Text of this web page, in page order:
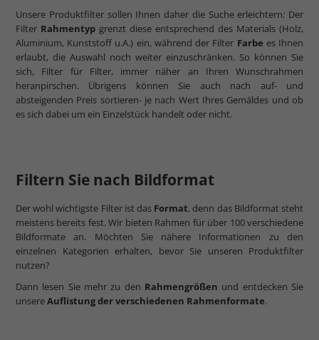
Unsere Produktfilter sollen Ihnen daher die Suche erleichtern: Der
Filter Rahmentyp grenzt diese entsprechend des Materials (Holz,
Aluminium, Kunststoff u.A.) ein, während der Filter Farbe es Ihnen
erlaubt, die Auswahl noch weiter einzuschränken. So können Sie
sich, Filter für Filter, immer näher an Ihren Wunschrahmen
heranpirschen. Übrigens können Sie auch nach auf- und
absteigenden Preis sortieren- je nach Wert Ihres Gemäldes und ob
es sich dabei um ein Einzelstück handelt oder nicht.
Filtern Sie nach Bildformat
Der wohl wichtigste Filter ist das Format, denn das Bildformat steht
meistens bereits fest. Wir bieten Rahmen für über 100 verschiedene
Bildformate an. Möchten Sie nähere Informationen zu den
einzelnen Kategorien erhalten, bevor Sie unseren Produktfilter
nutzen?
Dann lesen Sie mehr zu den Rahmengrößen und entdecken Sie
unsereAuflistung der verschiedenen Rahmenformate.